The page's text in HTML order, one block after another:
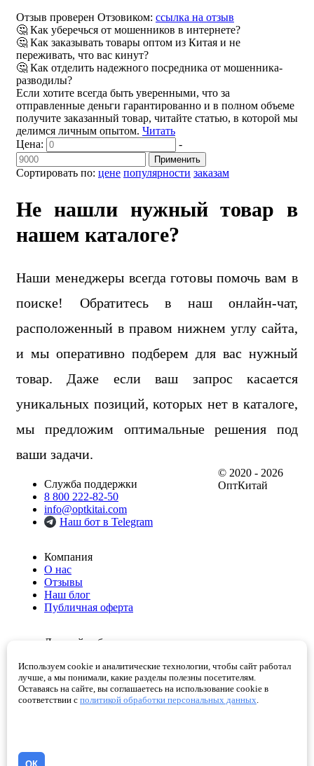
Отзыв проверен Отзовиком: ссылка на отзыв
🤔 Как уберечься от мошенников в интернете?
🤔 Как заказывать товары оптом из Китая и не
переживать, что вас кинут?
🤔 Как отделить надежного посредника от мошенника-
разводилы?
Если хотите всегда быть уверенными, что за
отправленные деньги гарантированно и в полном объеме
получите заказанный товар, читайте статью, в которой мы
делимся личным опытом. Читать
Сортировать по: цене популярности заказам
Цена: -
Применить
Не нашли нужный товар в
нашем каталоге?
Наши менеджеры всегда готовы помочь вам в
поиске! Обратитесь в наш онлайн-чат,
расположенный в правом нижнем углу сайта,
и мы оперативно подберем для вас нужный
товар. Даже если ваш запрос касается
уникальных позиций, которых нет в каталоге,
мы предложим оптимальные решения под
ваши задачи.
Служба поддержки
8 800 222-82-50
info@optkitai.com
Наш бот в Telegram
Компания
О нас
Отзывы
Наш блог
Публичная оферта
Личный кабинет
Избранное
Корзина
Проверенные поставщики
Написать директору
© 2020 - 2026
ОптКитай
Используем cookie и аналитические технологии, чтобы сайт работал
лучше, а мы понимали, какие разделы полезны посетителям.
Оставаясь на сайте, вы соглашаетесь на использование cookie в
соответствии с политикой обработки персональных данных.